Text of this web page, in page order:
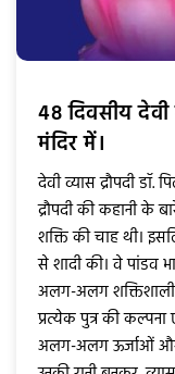
48 दिवसीय देवी
मंदिर में।
देवी व्यास द्रौपदी डॉ.
द्रौपदी की कहानी के
शक्ति की चाह थी।
से शादी की। वे पांडव
अलग-अलग
प्रत्येक पुत्र की कल्पना
अलग-अलग ऊर्जाओं